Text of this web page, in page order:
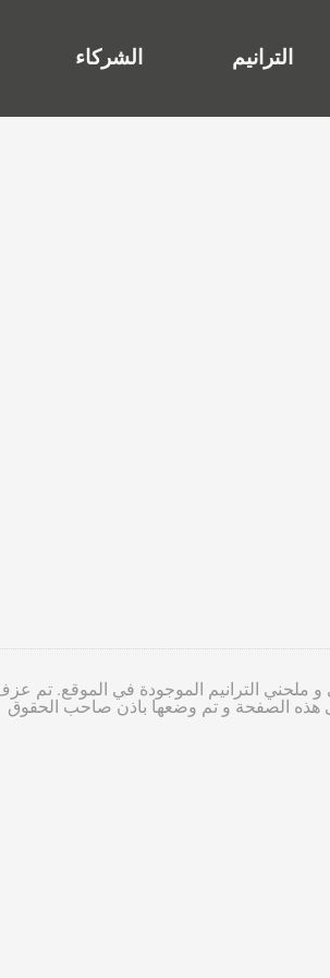
الترانيم الشركاء
الترانيم الموجودة في الموقع. تم
هذه الصفحة و تم وضعها باذن صاحب الحقوق